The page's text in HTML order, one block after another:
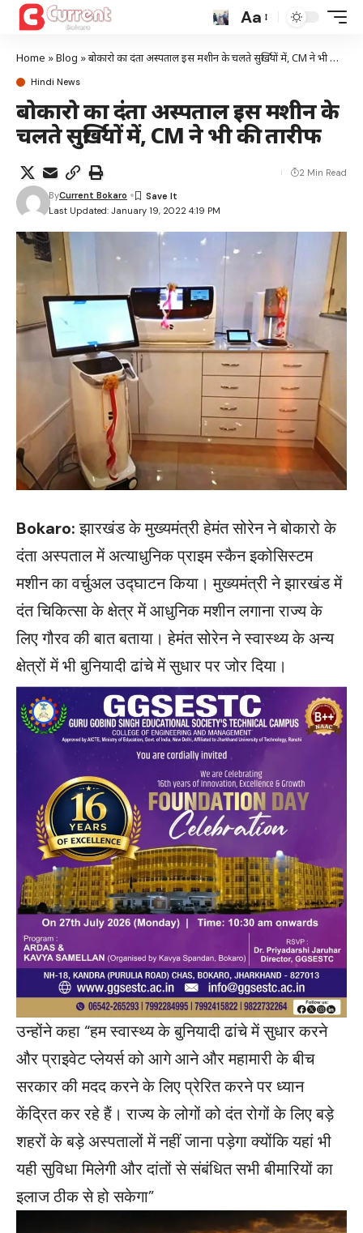
Aa
Home »Blog »बोकारो का दंता अस्पताल इस मशीन के चलते सुर्खियों में, CM ने भी की तारीफ
Hindi News
बोकारो का दंता अस्पताल इस मशीन के
चलते सुर्खियों में, CM ने भी की तारीफ
Last Updated: January 19, 2022 4:19 PM
ByCurrent Bokaro
2 Min Read
Bokaro:झारखंड के मुख्यमंत्री हेमंत सोरेन ने बोकारो के
दंता अस्पताल में अत्याधुनिक प्राइम स्कैन इकोसिस्टम
मशीन का वर्चुअल उद्घाटन किया। मुख्यमंत्री ने झारखंड में
दंत चिकित्सा के क्षेत्र में आधुनिक मशीन लगाना राज्य के
लिए गौरव की बात बताया। हेमंत सोरेन ने स्वास्थ्य के अन्य
क्षेत्रों में भी बुनियादी ढांचे में सुधार पर जोर दिया।
उन्होंने कहा “हम स्वास्थ्य के बुनियादी ढांचे में सुधार करने
और प्राइवेट प्लेयर्स को आगे आने और महामारी के बीच
सरकार की मदद करने के लिए प्रेरित करने पर ध्यान
केंद्रित कर रहे हैं। राज्य के लोगों को दंत रोगों के लिए बड़े
शहरों के बड़े अस्पतालों में नहीं जाना पड़ेगा क्योंकि यहां भी
यही सुविधा मिलेगी और दांतों से संबंधित सभी बीमारियों का
इलाज ठीक से हो सकेगा”